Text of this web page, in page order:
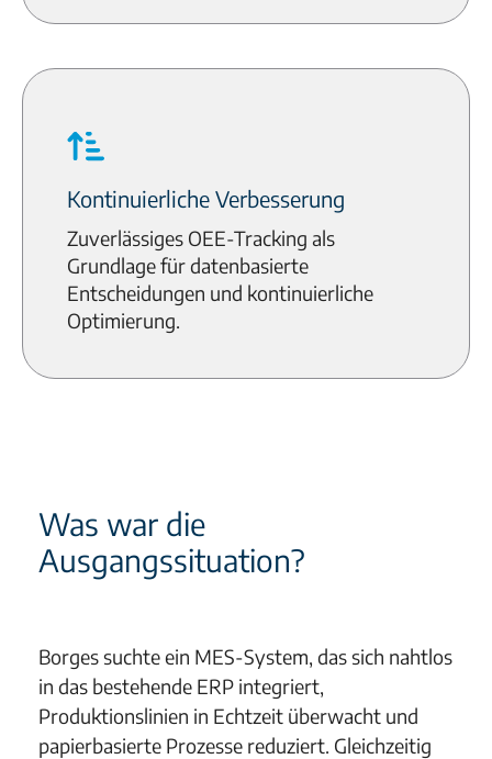
Kontinuierliche Verbesserung
Zuverlässiges OEE-Tracking als
Grundlage für datenbasierte
Entscheidungen und kontinuierliche
Optimierung.
Was war die
Ausgangssituation?
Borges suchte ein MES-System, das sich nahtlos
in das bestehende ERP integriert,
Produktionslinien in Echtzeit überwacht und
papierbasierte Prozesse reduziert. Gleichzeitig